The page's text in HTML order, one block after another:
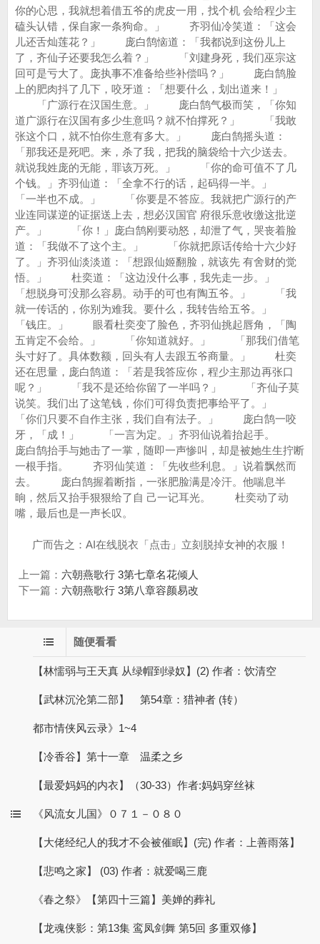
广而告之：AI在线脱衣「点击」立刻脱掉女神的衣服！
上一篇： 六朝燕歌行 3第七章名花倾人
下一篇： 六朝燕歌行 3第八章容颜易改
随便看看
【林懦弱与王天真 从绿帽到绿奴】(2) 作者：饮清空
【武林沉沦第二部】 第54章：猎神者 (转）
都市情侠风云录》1~4
【冷香谷】第十一章 温柔之乡
【最爱妈妈的内衣】（30-33）作者:妈妈穿丝袜
《风流女儿国》０７１－０８０
【大佬经纪人的我才不会被催眠】(完) 作者：上善雨落】
【悲鸣之家】 (03) 作者：就爱喝三鹿
《春之祭》【第四十三篇】美婵的葬礼
【龙魂侠影：第13集 鸾凤剑舞 第5回 多重双修】